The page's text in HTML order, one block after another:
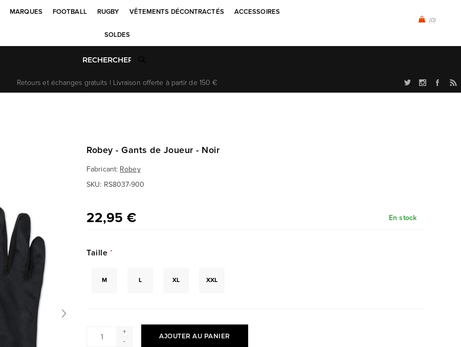
(0)
MARQUES FOOTBALL RUGBY VÊTEMENTS DÉCONTRACTÉS ACCESSOIRES
SOLDES
Retours et échanges gratuits | Livraison offerte à partir de 150 €
Robey - Gants de Joueur - Noir
Fabricant: Robey
SKU: RS8037-900
22,95 € En stock
Taille *
M L XL XXL
+
-
AJOUTER AU PANIER